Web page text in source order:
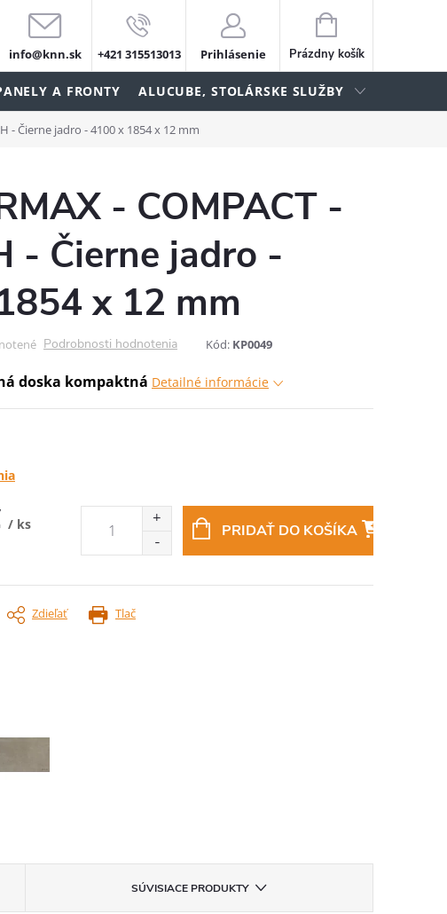
info@knn.sk +421 315513013 Prihlásenie
NÁKUPNÝ
KOŠÍK
Prázdny košík
A FRONTY ALUCUBE, STOLÁRSKE SLUŽBY
- Čierne jadro - 4100 x 1854 x 12 mm
- COMPACT -
- Čierne jadro -
x 12 mm
Podrobnosti hodnotenia Kód: KP0049
doska kompaktná Detailné informácie
/ ks
PRIDAŤ DO KOŠÍKA
Tlač
Zdieľať
SÚVISIACE PRODUKTY